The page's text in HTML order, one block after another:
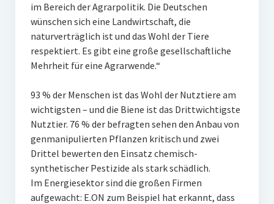
im Bereich der Agrarpolitik. Die Deutschen
wünschen sich eine Landwirtschaft, die
naturverträglich ist und das Wohl der Tiere
respektiert. Es gibt eine große gesellschaftliche
Mehrheit für eine Agrarwende.“
93 % der Menschen ist das Wohl der Nutztiere am
wichtigsten – und die Biene ist das Drittwichtigste
Nutztier. 76 % der befragten sehen den Anbau von
genmanipulierten Pflanzen kritisch und zwei
Drittel bewerten den Einsatz chemisch-
synthetischer Pestizide als stark schädlich.
Im Energiesektor sind die großen Firmen
aufgewacht: E.ON zum Beispiel hat erkannt, dass